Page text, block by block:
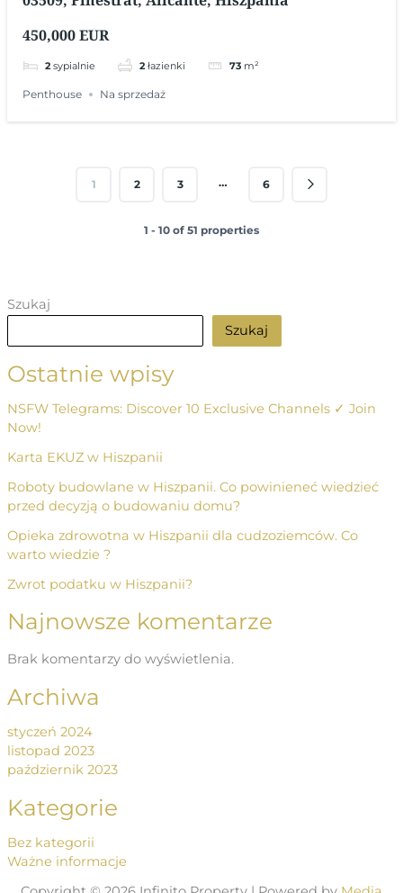
450,000 EUR
2 sypialnie 2 łazienki 73 m²
Penthouse Na sprzedaż
1 2 3 … 6
1 - 10 of 51 properties
Szukaj
Szukaj
Ostatnie wpisy
NSFW Telegrams: Discover 10 Exclusive Channels ✓ Join
Now!
Karta EKUZ w Hiszpanii
Roboty budowlane w Hiszpanii. Co powinieneć wiedzieć
przed decyzją o budowaniu domu?
Opieka zdrowotna w Hiszpanii dla cudzoziemców. Co
warto wiedzie ?
Zwrot podatku w Hiszpanii?
Najnowsze komentarze
Brak komentarzy do wyświetlenia.
Archiwa
styczeń 2024
listopad 2023
październik 2023
Kategorie
Bez kategorii
Ważne informacje